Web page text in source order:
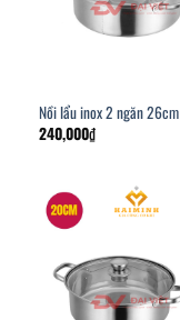
Nồi lẩu inox 2 ngăn 26cm
240,000₫